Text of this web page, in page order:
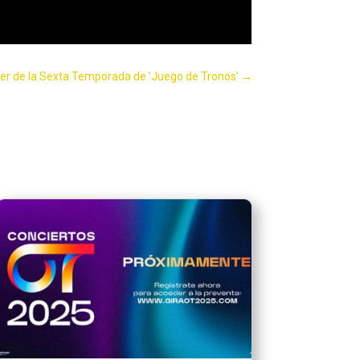
de la Sexta Temporada de 'Juego de Tronos' →